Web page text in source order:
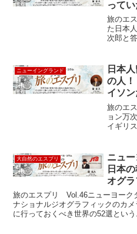
って
旅のエ
た日本
次郎と
いるの
の愛知
ニューイングランド
日本
の人
イソ
武士
旅のエ
ョン万
イギリ
人女性
際派日
大自然のエスプリ
ニュ
日本
オグ
せら
旅のエスプリ Vol.46ニューヨーク
ナショナルジオグラフィックのカ
に行っておくべき世界の52選とい